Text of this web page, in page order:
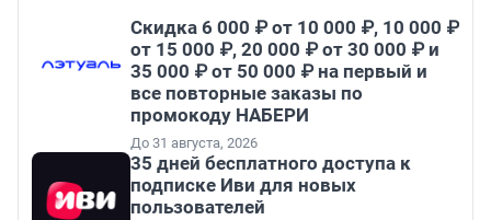
Скидка 6 000 ₽ от 10 000 ₽, 10 000 ₽
от 15 000 ₽, 20 000 ₽ от 30 000 ₽ и
35 000 ₽ от 50 000 ₽ на первый и
все повторные заказы по
промокоду НАБЕРИ
До 31 августа, 2026
35 дней бесплатного доступа к
подписке Иви для новых
пользователей